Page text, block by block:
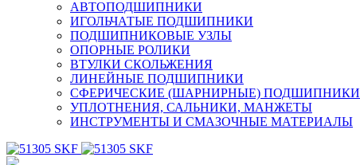
АВТОПОДШИПНИКИ
ИГОЛЬЧАТЫЕ ПОДШИПНИКИ
ПОДШИПНИКОВЫЕ УЗЛЫ
ОПОРНЫЕ РОЛИКИ
ВТУЛКИ СКОЛЬЖЕНИЯ
ЛИНЕЙНЫЕ ПОДШИПНИКИ
СФЕРИЧЕСКИЕ (ШАРНИРНЫЕ) ПОДШИПНИКИ
УПЛОТНЕНИЯ, САЛЬНИКИ, МАНЖЕТЫ
ИНСТРУМЕНТЫ И СМАЗОЧНЫЕ МАТЕРИАЛЫ